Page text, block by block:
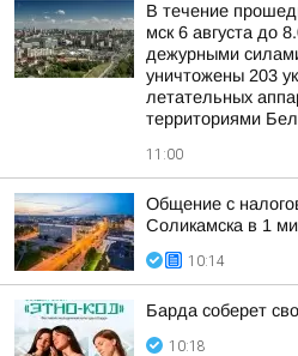
В течение
мск 6 августа до
дежурными
уничтожены 203
летательных
территориями
11:00
Общение с
Соликамска в 1
10:14
Барда соберет
10:18